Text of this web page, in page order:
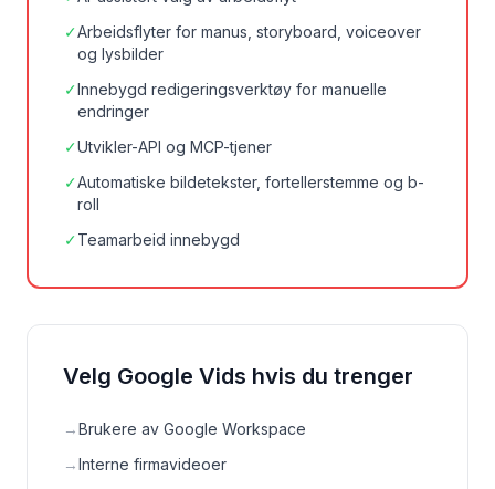
✓Arbeidsflyter for manus, storyboard, voiceover
og lysbilder
✓Innebygd redigeringsverktøy for manuelle
endringer
✓Utvikler-API og MCP-tjener
✓Automatiske bildetekster, fortellerstemme og b-
roll
✓Teamarbeid innebygd
Velg Google Vids hvis du trenger
→Brukere av Google Workspace
→Interne firmavideoer